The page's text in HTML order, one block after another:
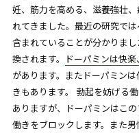
妊、筋力を高める、滋養強壮
れてきました。最近の研究で
含まれていることが分かりま
換されます。
ドーパミンは快
があります。またドーパミン
きもあります。 勃起を妨げる
ありますが、ドーパミンはこ
働きをブロックします。また